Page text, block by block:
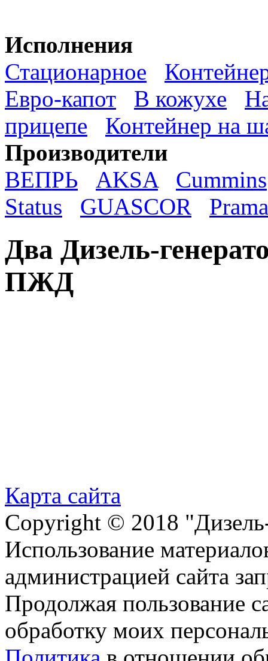
Исполнения
Стационарное
Евро-капот
В кожухе
прицепе
Контейнер на
Производители
ВЕПРЬ
AKSA
Cummins
Status
GUASCOR
Два Дизель-
ПЖД
Карта сайта
Copyright © 2018
Использование
администрацией сайта
Продолжая пользование
обработку моих